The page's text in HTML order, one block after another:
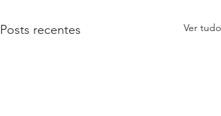
Posts recentes Ver tudo